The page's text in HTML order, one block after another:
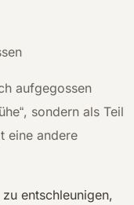
aufgegossen
sondern als Teil
eine andere
entschleunigen,